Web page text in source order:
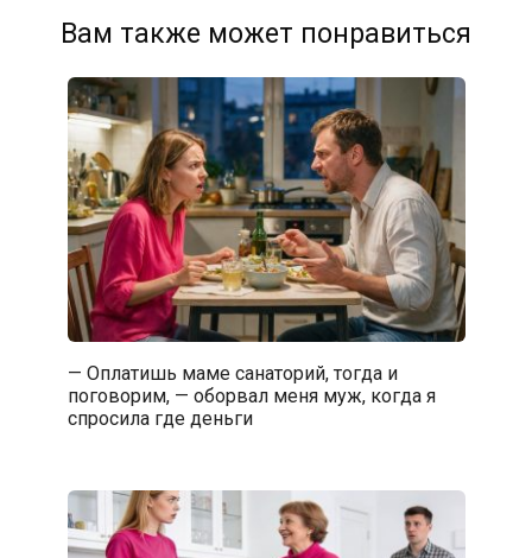
Вам также может понравиться
— Оплатишь маме санаторий, тогда и
поговорим, — оборвал меня муж, когда я
спросила где деньги